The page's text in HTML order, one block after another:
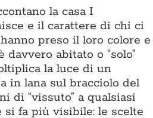
la casa I
e il carattere di chi ci
preso il loro colore e
abitato o “solo”
la luce di un
in lana sul bracciolo del
di “vissuto” a qualsiasi
fa più visibile: le scelte